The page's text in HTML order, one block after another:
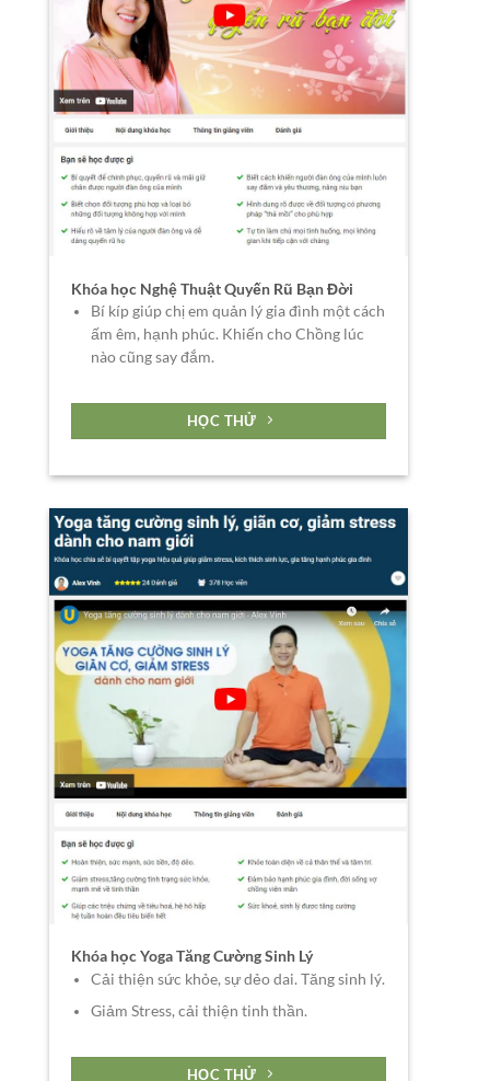
Khóa học Nghệ Thuật Quyến Rũ Bạn Đời
Bí kíp giúp chị em quản lý gia đình một cách
ấm êm, hạnh phúc. Khiến cho Chồng lúc
nào cũng say đắm.
HỌC THỬ
Khóa học Yoga Tăng Cường Sinh Lý
Cải thiện sức khỏe, sự dẻo dai. Tăng sinh lý.
Giảm Stress, cải thiện tinh thần.
HỌC THỬ